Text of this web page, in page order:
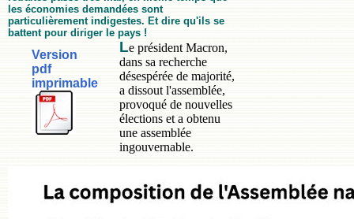
les économies demandées sont
particulièrement indigestes. Et dire qu'ils se
battent pour diriger le pays !
Version
pdf
imprimable
Le président Macron,
dans sa recherche
désespérée de majorité,
a dissout l'assemblée,
provoqué de nouvelles
élections et a obtenu
une assemblée
ingouvernable.